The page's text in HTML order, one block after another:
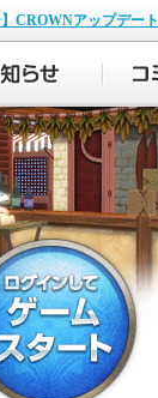
CROWNアップデート